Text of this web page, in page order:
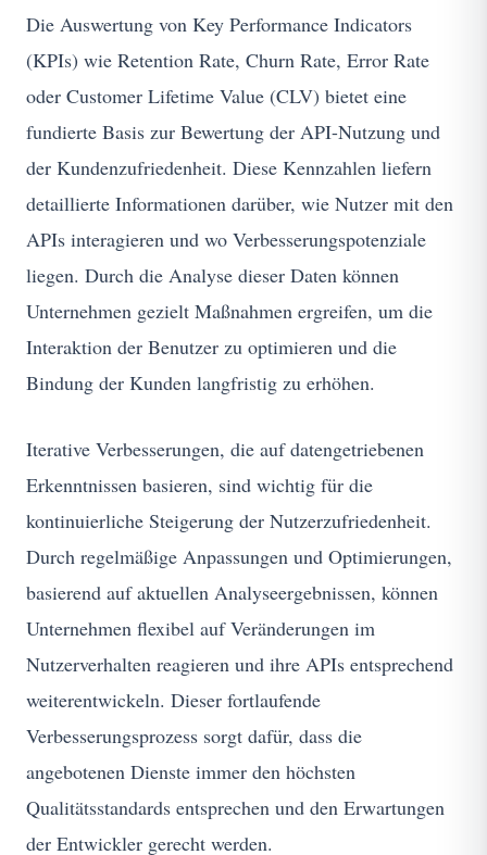
Die Auswertung von Key Performance Indicators
(KPIs) wie Retention Rate, Churn Rate, Error Rate
oder Customer Lifetime Value (CLV) bietet eine
fundierte Basis zur Bewertung der API-Nutzung und
der Kundenzufriedenheit. Diese Kennzahlen liefern
detaillierte Informationen darüber, wie Nutzer mit den
APIs interagieren und wo Verbesserungspotenziale
liegen. Durch die Analyse dieser Daten können
Unternehmen gezielt Maßnahmen ergreifen, um die
Interaktion der Benutzer zu optimieren und die
Bindung der Kunden langfristig zu erhöhen.
Iterative Verbesserungen, die auf datengetriebenen
Erkenntnissen basieren, sind wichtig für die
kontinuierliche Steigerung der Nutzerzufriedenheit.
Durch regelmäßige Anpassungen und Optimierungen,
basierend auf aktuellen Analyseergebnissen, können
Unternehmen flexibel auf Veränderungen im
Nutzerverhalten reagieren und ihre APIs entsprechend
weiterentwickeln. Dieser fortlaufende
Verbesserungsprozess sorgt dafür, dass die
angebotenen Dienste immer den höchsten
Qualitätsstandards entsprechen und den Erwartungen
der Entwickler gerecht werden.